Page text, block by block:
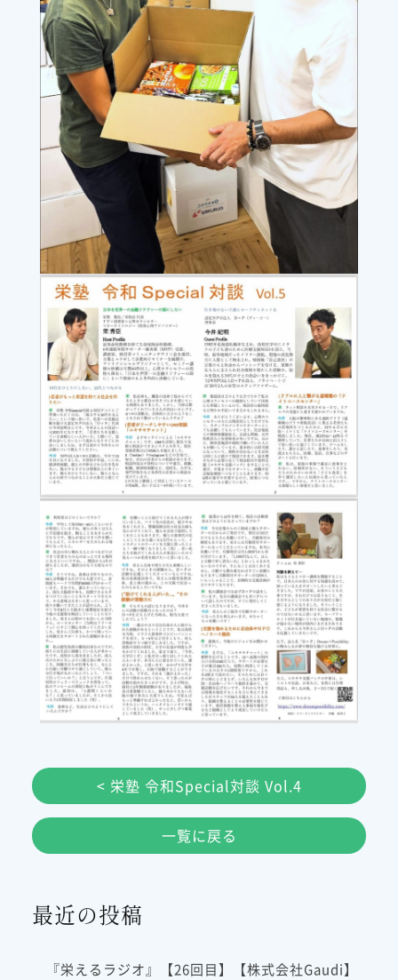
< 栄塾 令和Special対談 Vol.4
一覧に戻る
最近の投稿
『栄えるラジオ』【26回目】【株式会社Gaudi】